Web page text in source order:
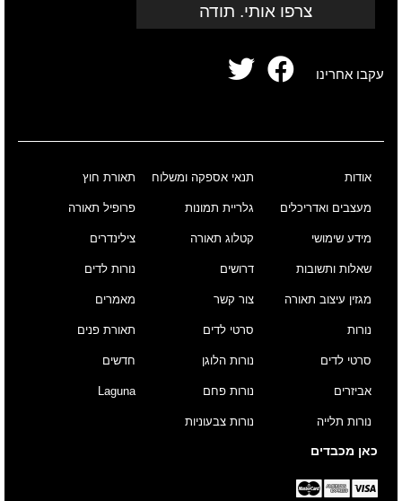
צרפו אותי. תודה
עקבו אחרינו
אודות
מעצבים ואדריכלים
מידע שימושי
שאלות ותשובות
מגזין עיצוב תאורה
תנאי אספקה ומשלוח
גלריית תמונות
קטלוג תאורה
דרושים
צור קשר
תאורת חוץ
פרופיל תאורה
צילינדרים
נורות לדים
מאמרים
נורות
סרטי לדים
אביזרים
נורות תלייה
סרטי לדים
נורות הלוגן
נורות פחם
נורות צבעוניות
תאורת פנים
חדשים
Laguna
כאן מכבדים